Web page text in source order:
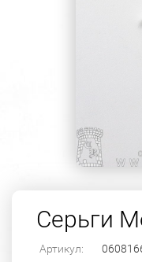
Серьги
Артикул: